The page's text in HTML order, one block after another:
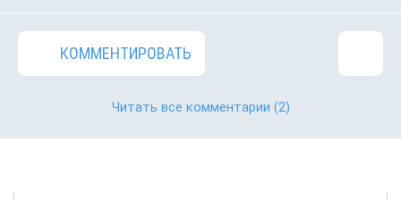
КОММЕНТИРОВАТЬ
Читать все комментарии (2)